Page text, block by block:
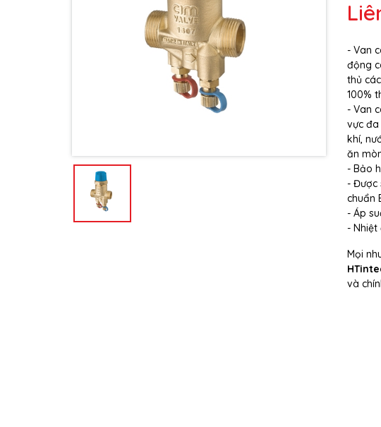
- Van
động
thủ
100%
- Van
vực
khí,
ăn
- Bảo
- Được
chuẩn
- Áp
- Nhiệt
Mọi
và
Ngày hết